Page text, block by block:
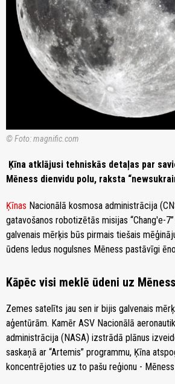
© Foto: magnific.com
Ķīna atklājusi tehniskās detaļas par
Mēness dienvidu polu, raksta
Ķīnas Nacionālā kosmosa administrācija
gatavošanos robotizētās misijas “Chang'e-
galvenais mērķis būs pirmais tiešais
ūdens ledus nogulsnes Mēness pastāvīgi
Kāpēc visi meklē ūdeni uz
Zemes satelīts jau sen ir bijis galvenais
aģentūrām. Kamēr ASV Nacionālā
administrācija (NASA) izstrādā plānus
saskaņā ar “Artemis” programmu, Ķīna
koncentrējoties uz to pašu reģionu -